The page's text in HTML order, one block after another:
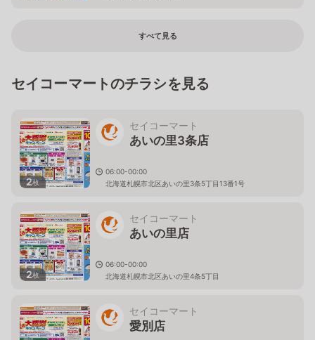
すべて見る
セイコーマートのチラシを見る
2枚
セイコーマート
あいの里3条店
06:00-00:00
北海道札幌市北区あいの里3条5丁目13番1号
2枚
セイコーマート
あいの里店
06:00-00:00
北海道札幌市北区あいの里4条5丁目
セイコーマート
愛別店